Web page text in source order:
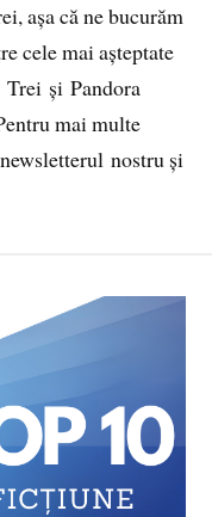
așa că ne bucurăm
cele mai așteptate
și Pandora
mai multe
nostru și